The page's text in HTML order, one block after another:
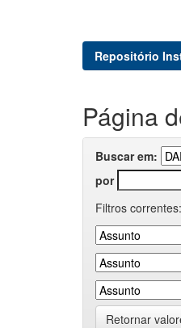
Repositório
Página
Buscar em:
por
Filtros correntes:
Retornar